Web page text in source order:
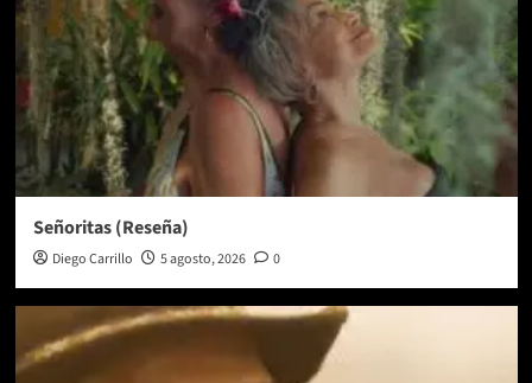
Señoritas (Reseña)
Diego Carrillo 5 agosto, 2026 0